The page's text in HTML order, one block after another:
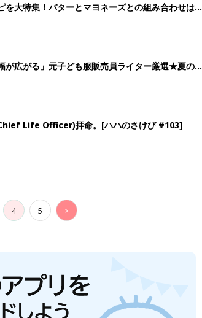
大特集！バターとマヨネーズとの組み合わせは栄
が広がる」元子ども服販売員ライター厳選★夏のバ
Life Officer)拝命。[ハハのさけび #103]
4 5 >